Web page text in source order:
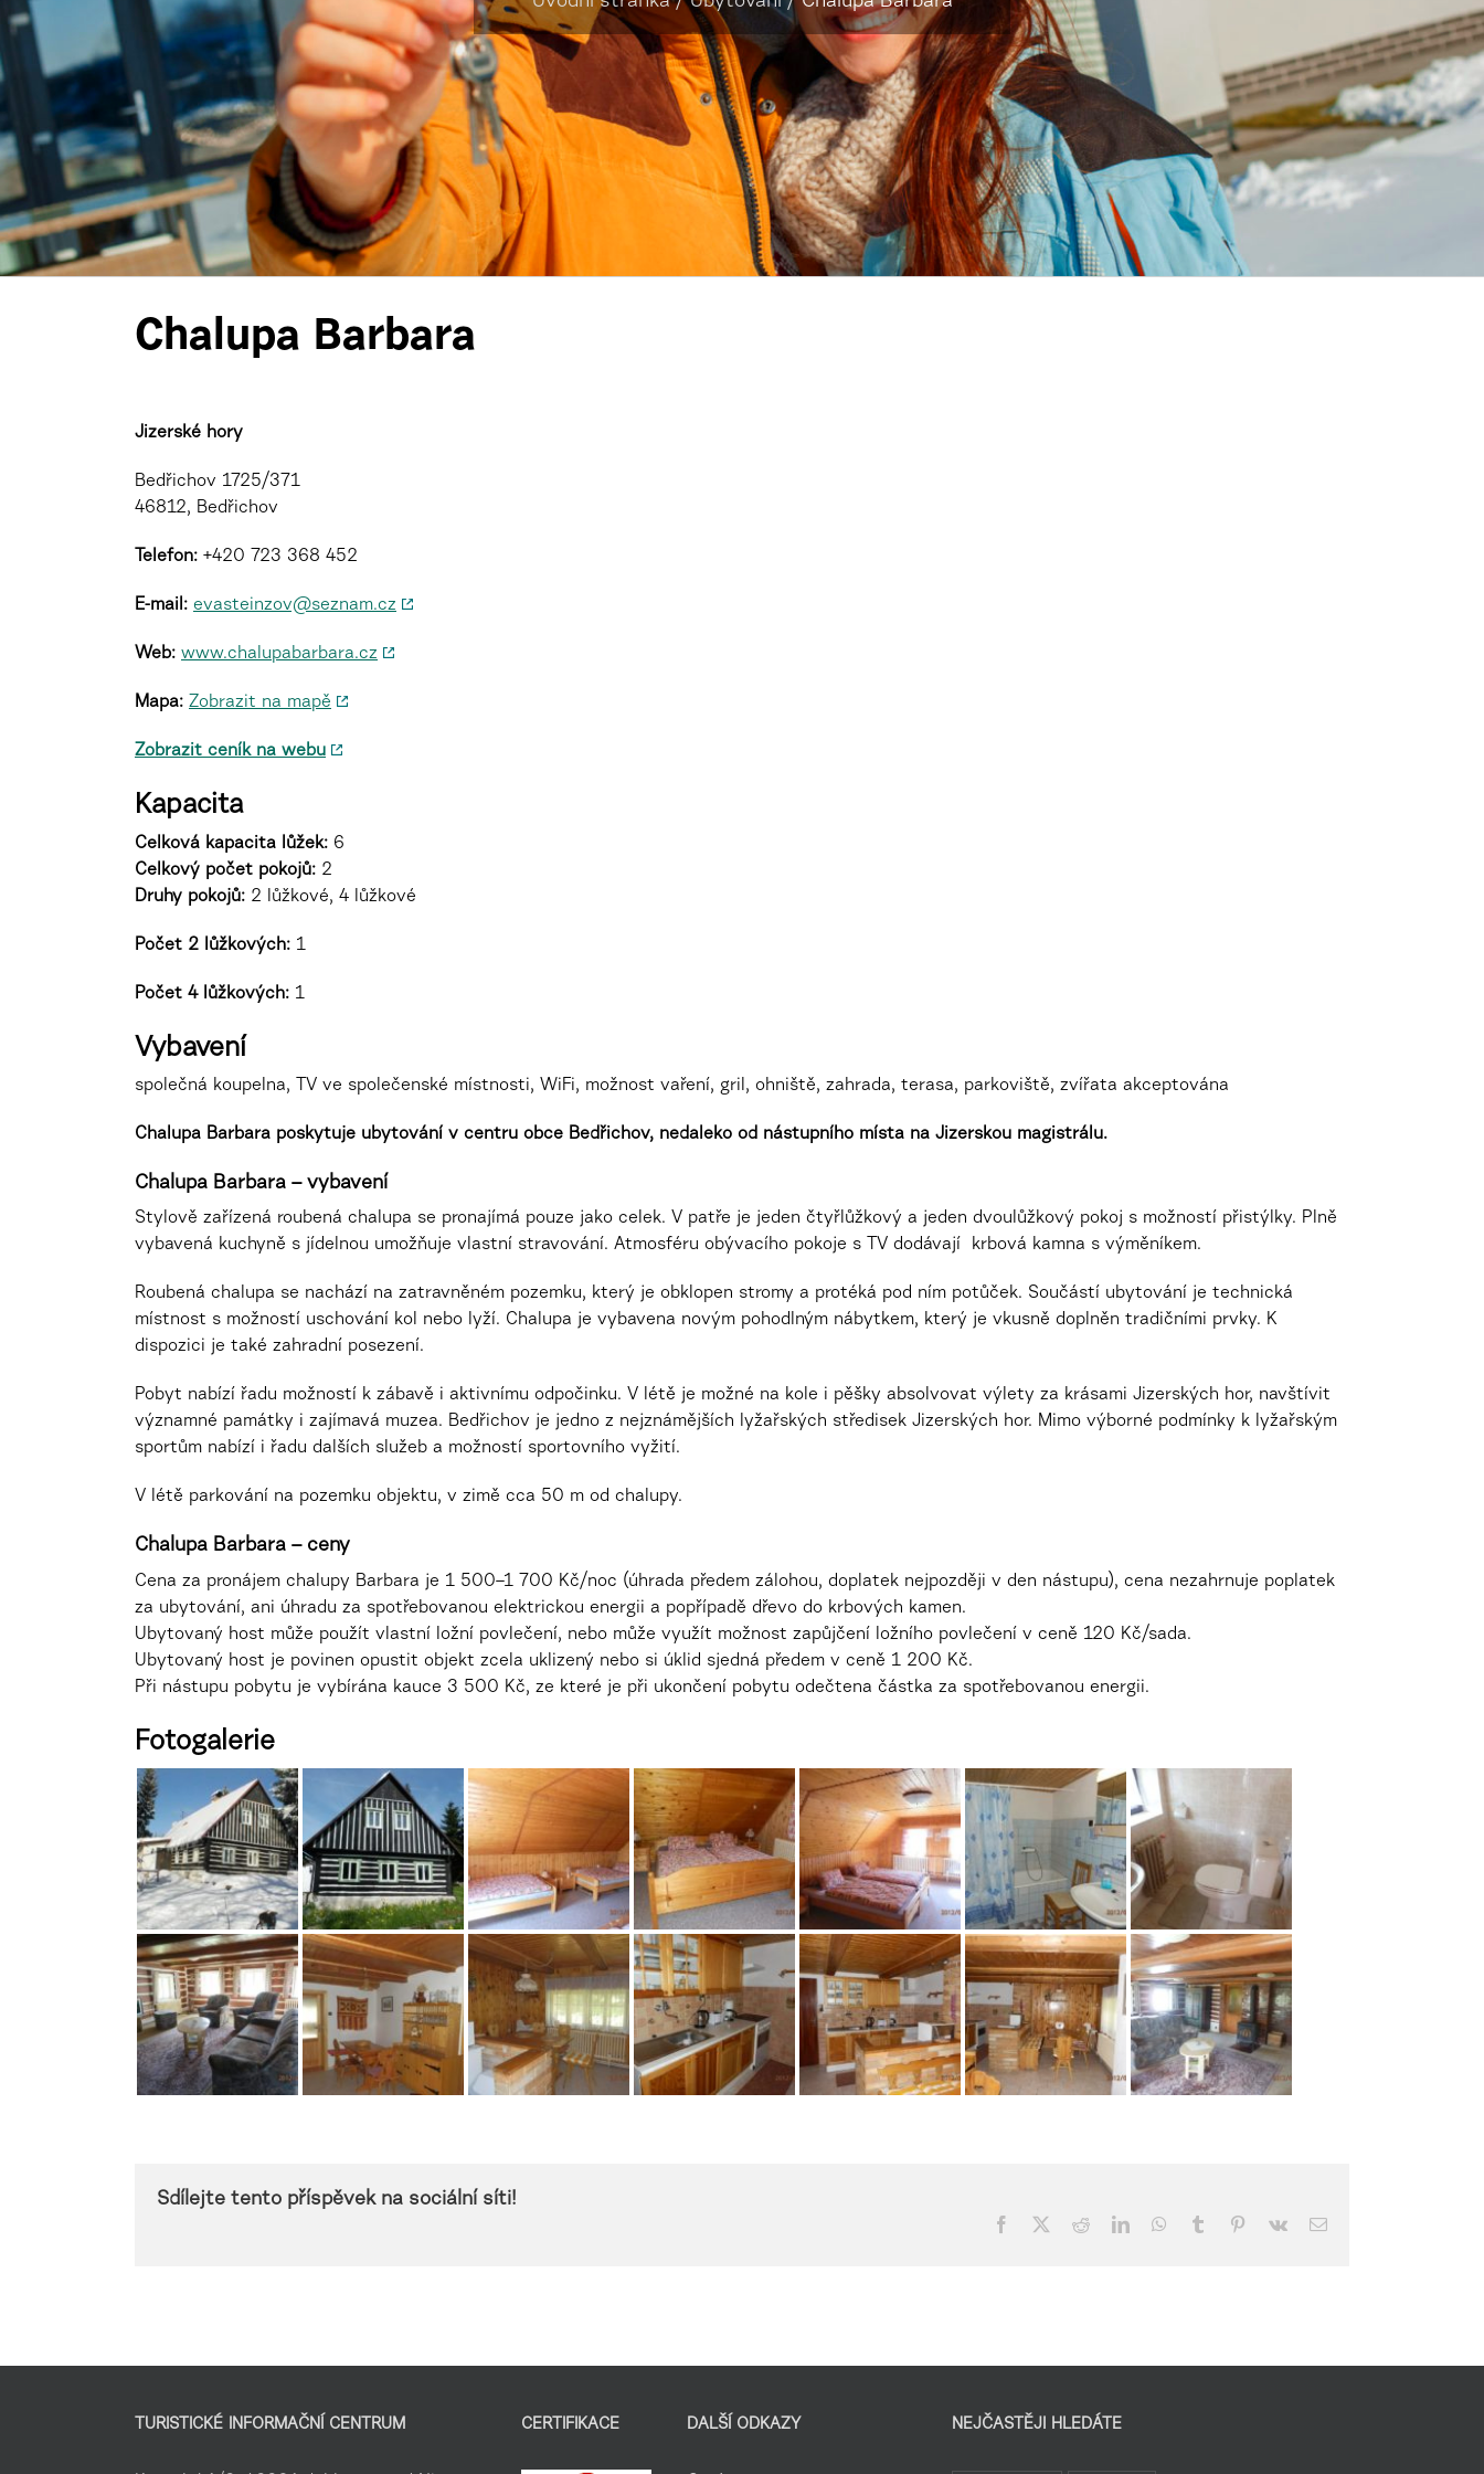
Chalupa Barbara
Jizerské hory
Bedřichov 1725/371
46812, Bedřichov
Telefon: +420 723 368 452
E-mail: evasteinzov@seznam.cz
Web: www.chalupabarbara.cz
Mapa: Zobrazit na mapě
Zobrazit ceník na webu
Kapacita
Celková kapacita lůžek: 6
Celkový počet pokojů: 2
Druhy pokojů: 2 lůžkové, 4 lůžkové
Počet 2 lůžkových: 1
Počet 4 lůžkových: 1
Vybavení
společná koupelna, TV ve společenské místnosti, WiFi, možnost vaření, gril, ohniště, zahrada, terasa, parkoviště, zvířata akceptována
Chalupa Barbara poskytuje ubytování v centru obce Bedřichov, nedaleko od nástupního místa na Jizerskou magistrálu.
Chalupa Barbara – vybavení
Stylově zařízená roubená chalupa se pronajímá pouze jako celek. V patře je jeden čtyřlůžkový a jeden dvoulůžkový pokoj s možností přistýlky. Plně
vybavená kuchyně s jídelnou umožňuje vlastní stravování. Atmosféru obývacího pokoje s TV dodávají krbová kamna s výměníkem.
Roubená chalupa se nachází na zatravněném pozemku, který je obklopen stromy a protéká pod ním potůček. Součástí ubytování je technická
místnost s možností uschování kol nebo lyží. Chalupa je vybavena novým pohodlným nábytkem, který je vkusně doplněn tradičními prvky. K
dispozici je také zahradní posezení.
Pobyt nabízí řadu možností k zábavě i aktivnímu odpočinku. V létě je možné na kole i pěšky absolvovat výlety za krásami Jizerských hor, navštívit
významné památky i zajímavá muzea. Bedřichov je jedno z nejznámějších lyžařských středisek Jizerských hor. Mimo výborné podmínky k lyžařským
sportům nabízí i řadu dalších služeb a možností sportovního vyžití.
V létě parkování na pozemku objektu, v zimě cca 50 m od chalupy.
Chalupa Barbara – ceny
Cena za pronájem chalupy Barbara je 1 500–1 700 Kč/noc (úhrada předem zálohou, doplatek nejpozději v den nástupu), cena nezahrnuje poplatek
za ubytování, ani úhradu za spotřebovanou elektrickou energii a popřípadě dřevo do krbových kamen.
Ubytovaný host může použít vlastní ložní povlečení, nebo může využít možnost zapůjčení ložního povlečení v ceně 120 Kč/sada.
Ubytovaný host je povinen opustit objekt zcela uklizený nebo si úklid sjedná předem v ceně 1 200 Kč.
Při nástupu pobytu je vybírána kauce 3 500 Kč, ze které je při ukončení pobytu odečtena částka za spotřebovanou energii.
Fotogalerie
Sdílejte tento příspěvek na sociální síti!
Facebook RedditLinkedInWhatsApp
Tumblr Pinterest
Vk
E-
TURISTICKÉ INFORMAČNÍ CENTRUM CERTIFIKACE DALŠÍ ODKAZY NEJČASTĚJI HLEDÁTE